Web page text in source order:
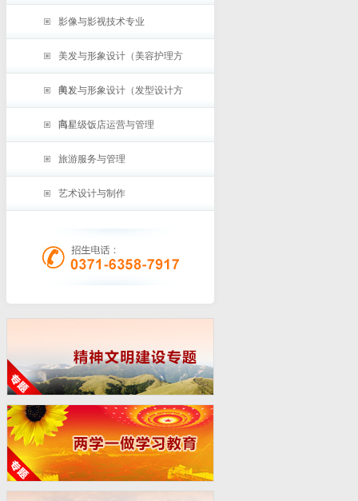
影像与影视技术专业
美发与形象设计（美容护理方
向）
美发与形象设计（发型设计方
向）
高星级饭店运营与管理
旅游服务与管理
艺术设计与制作